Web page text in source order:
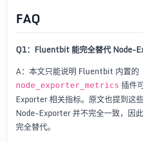
FAQ
Q1：Fluentbit 能完全替代 Node-
A：本文只能说明 Fluentbit 内置的
node_exporter_metrics 插件
Exporter 相关指标。原文也提到这
Node-Exporter 并不完全一致，因
完全替代。